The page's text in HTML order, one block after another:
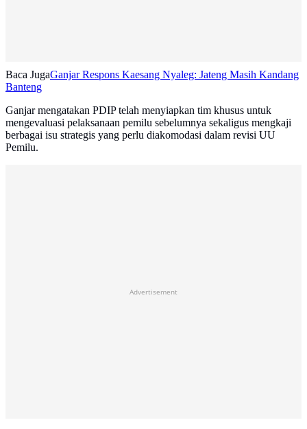
Baca JugaGanjar Respons Kaesang Nyaleg: Jateng Masih Kandang
Banteng
Ganjar mengatakan PDIP telah menyiapkan tim khusus untuk
mengevaluasi pelaksanaan pemilu sebelumnya sekaligus mengkaji
berbagai isu strategis yang perlu diakomodasi dalam revisi UU
Pemilu.
Advertisement